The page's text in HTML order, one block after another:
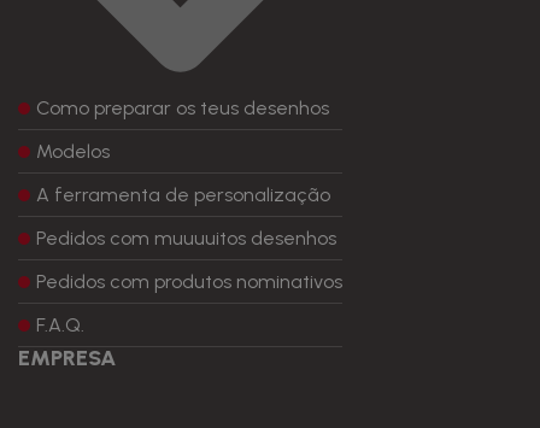
Como preparar os teus desenhos
Modelos
A ferramenta de personalização
Pedidos com muuuuitos desenhos
Pedidos com produtos nominativos
F.A.Q.
EMPRESA